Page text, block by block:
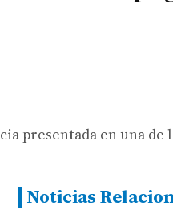
presentada en una de
Noticias